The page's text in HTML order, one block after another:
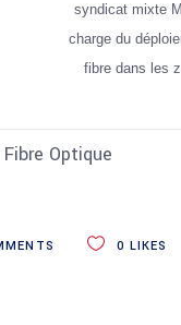
syndicat mixte
charge du
fibre dans les
Optique
0 LIKES